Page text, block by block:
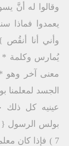
وقالوا له أنَّ
يعمدوا فماذا
يُمارس وكلمة *
معنى آخر وهو
الجسد
عينيه كل ذلك
7 ) فإذا كان